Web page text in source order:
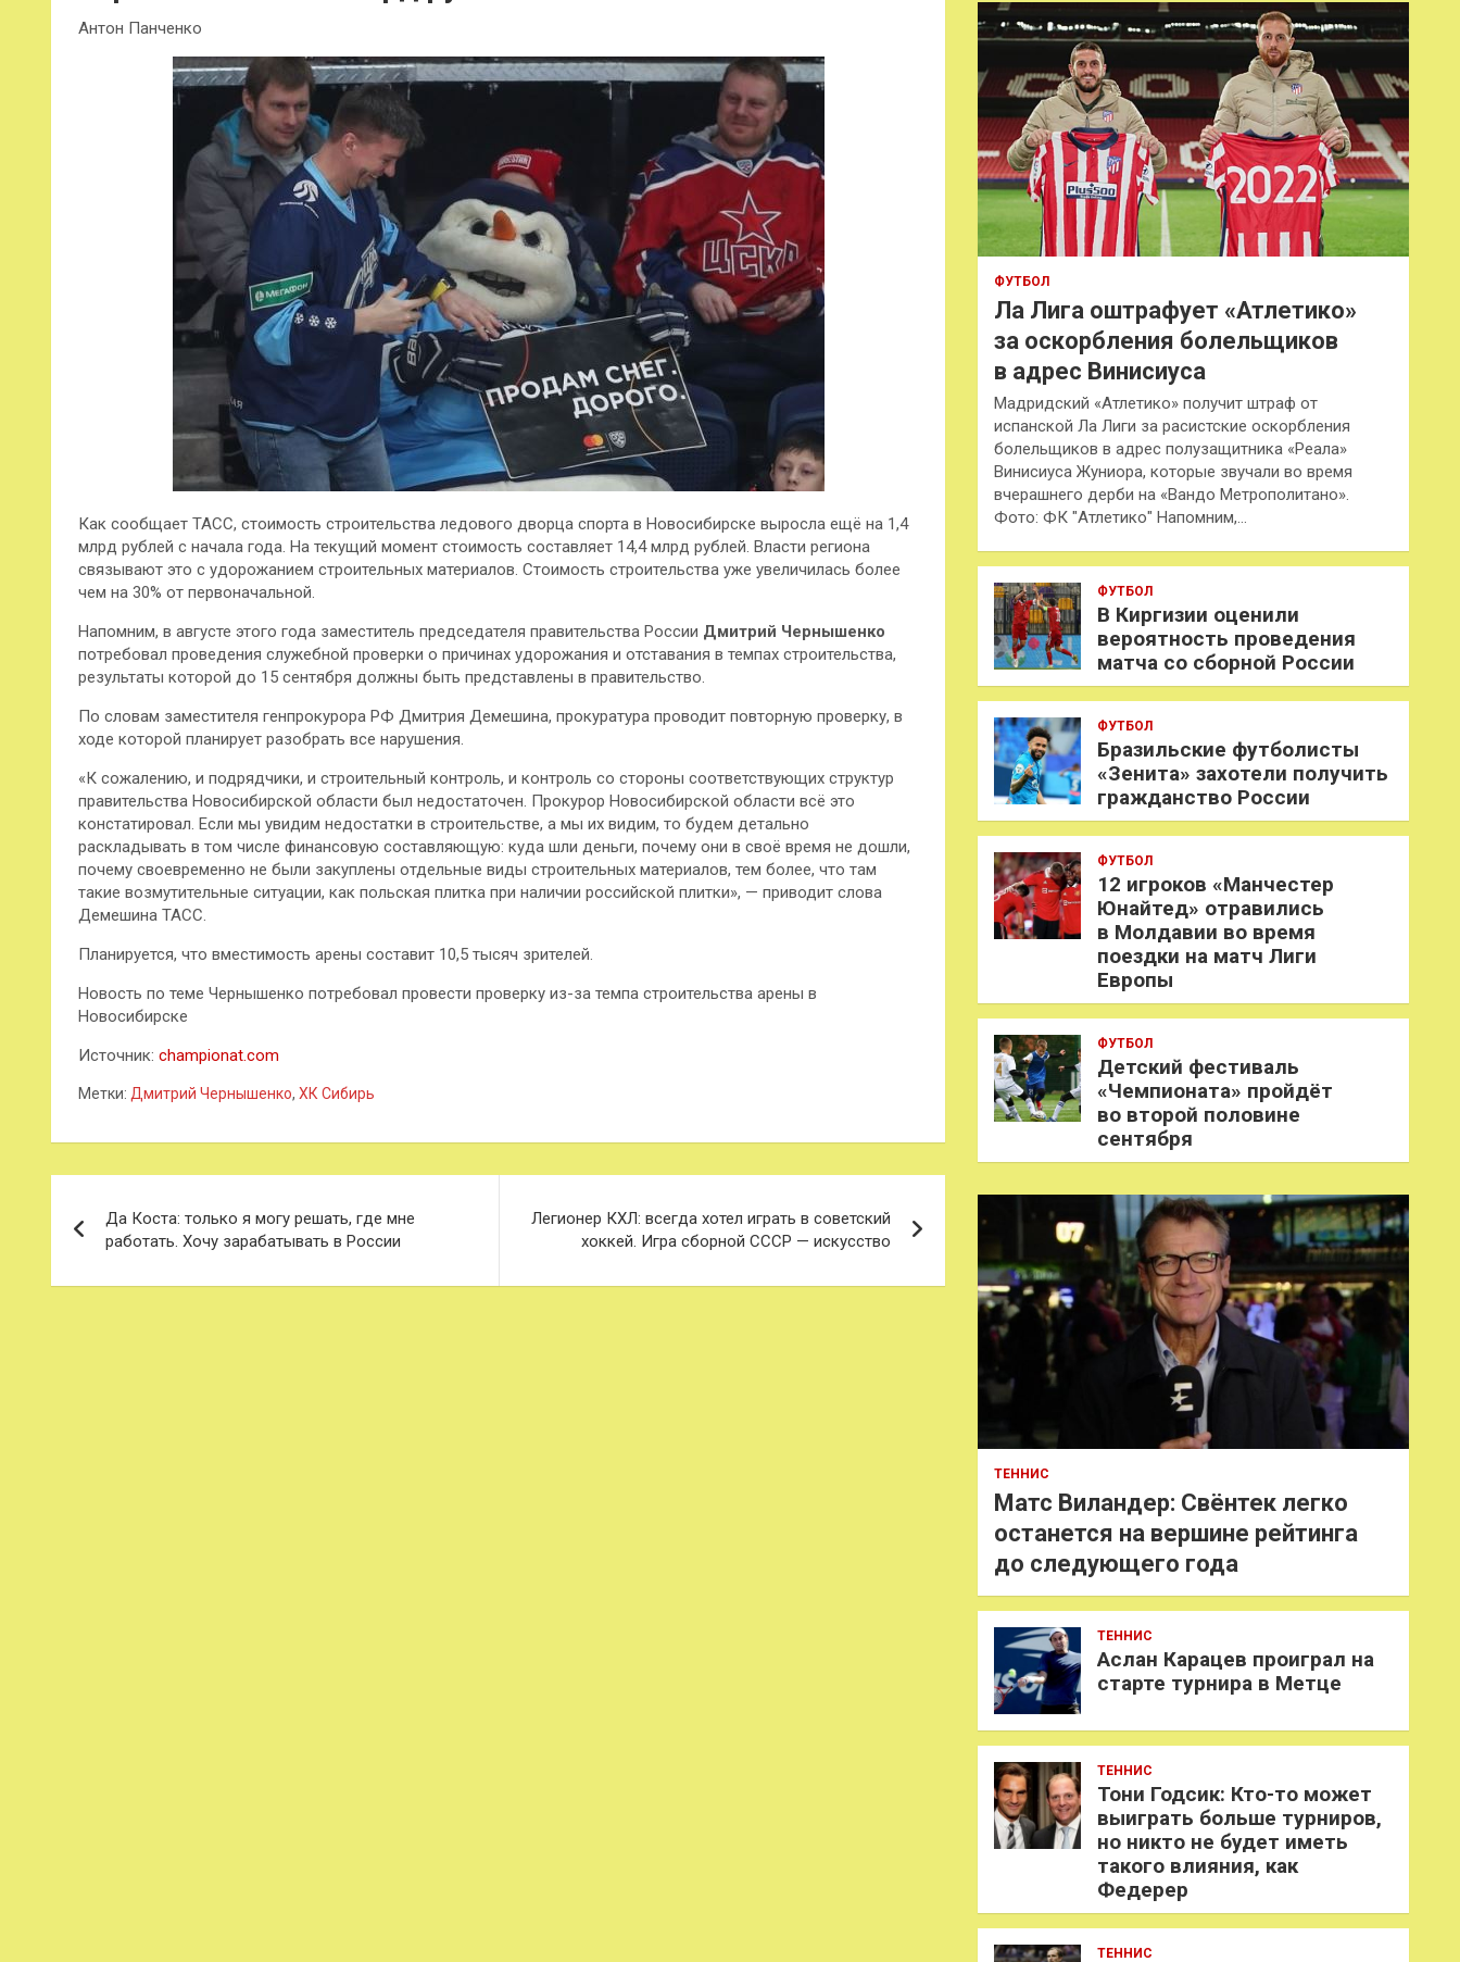
Антон Панченко
Как сообщает ТАСС, стоимость строительства ледового дворца спорта в Новосибирске выросла ещё на 1,4
млрд рублей с начала года. На текущий момент стоимость составляет 14,4 млрд рублей. Власти региона
связывают это с удорожанием строительных материалов. Стоимость строительства уже увеличилась более
чем на 30% от первоначальной.
Напомним, в августе этого года заместитель председателя правительства России Дмитрий Чернышенко
потребовал проведения служебной проверки о причинах удорожания и отставания в темпах строительства,
результаты которой до 15 сентября должны быть представлены в правительство.
По словам заместителя генпрокурора РФ Дмитрия Демешина, прокуратура проводит повторную проверку, в
ходе которой планирует разобрать все нарушения.
«К сожалению, и подрядчики, и строительный контроль, и контроль со стороны соответствующих структур
правительства Новосибирской области был недостаточен. Прокурор Новосибирской области всё это
констатировал. Если мы увидим недостатки в строительстве, а мы их видим, то будем детально
раскладывать в том числе финансовую составляющую: куда шли деньги, почему они в своё время не дошли,
почему своевременно не были закуплены отдельные виды строительных материалов, тем более, что там
такие возмутительные ситуации, как польская плитка при наличии российской плитки», — приводит слова
Демешина ТАСС.
Планируется, что вместимость арены составит 10,5 тысяч зрителей.
Новость по теме Чернышенко потребовал провести проверку из-за темпа строительства арены в
Новосибирске
Источник: championat.com
Метки: Дмитрий Чернышенко, ХК Сибирь
по
записям
Да Коста: только я могу решать, где мне
работать. Хочу зарабатывать в России
Легионер КХЛ: всегда хотел играть в советский
хоккей. Игра сборной СССР — искусство
к
ФУТБОЛ
Ла Лига оштрафует «Атлетико»
за оскорбления болельщиков
в адрес Винисиуса
Мадридский «Атлетико» получит штраф от
испанской Ла Лиги за расистские оскорбления
болельщиков в адрес полузащитника «Реала»
Винисиуса Жуниора, которые звучали во время
вчерашнего дерби на «Вандо Метрополитано».
Фото: ФК "Атлетико" Напомним,…
ФУТБОЛ
В Киргизии оценили
вероятность проведения
матча со сборной России
ФУТБОЛ
Бразильские футболисты
«Зенита» захотели получить
гражданство России
ФУТБОЛ
12 игроков «Манчестер
Юнайтед» отравились
в Молдавии во время
поездки на матч Лиги
Европы
ФУТБОЛ
Детский фестиваль
«Чемпионата» пройдёт
во второй половине
сентября
ТЕННИС
Матс Виландер: Свёнтек легко
останется на вершине рейтинга
до следующего года
ТЕННИС
Аслан Карацев проиграл на
старте турнира в Метце
ТЕННИС
Тони Годсик: Кто-то может
выиграть больше турниров,
но никто не будет иметь
такого влияния, как
Федерер
ТЕННИС